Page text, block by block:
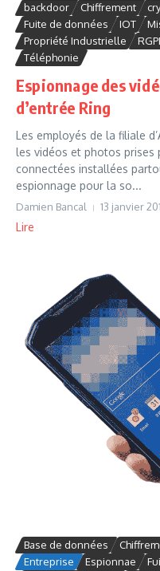
backdoor Chiffrement
Fuite de données
IOT
Propriété Industrielle
Téléphonie
Espionnage des
d’entrée Ring
Les employés de la filiale
les vidéos et photos prises
connectées installées
espionnage pour la so...
Damien Bancal 13 janvier
Lire
Base de données
Entreprise
Espionnae